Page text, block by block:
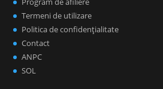
Termeni de utilizare
Politica de confidenţialitate
Contact
ANPC
SOL